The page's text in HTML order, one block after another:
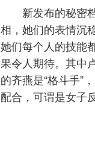
新发布的秘密
相，她们的表情沉
她们每个人的技能
果令人期待。其中
的齐燕是“格斗手”
配合，可谓是女子